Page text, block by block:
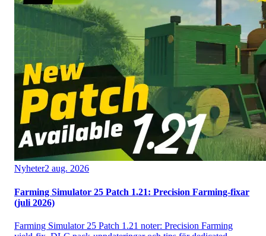
Nyheter2 aug. 2026
Farming Simulator 25 Patch 1.21: Precision Farming-fixar
(juli 2026)
Farming Simulator 25 Patch 1.21 noter: Precision Farming